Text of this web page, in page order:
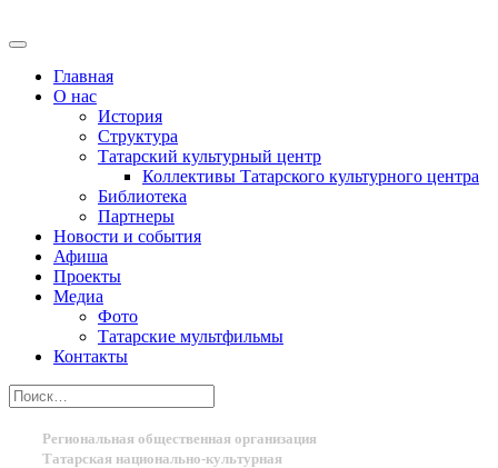
Главная
О нас
История
Структура
Татарский культурный центр
Коллективы Татарского культурного центра
Библиотека
Партнеры
Новости и события
Афиша
Проекты
Медиа
Фото
Татарские мультфильмы
Контакты
Региональная общественная организация
Татарская национально-культурная